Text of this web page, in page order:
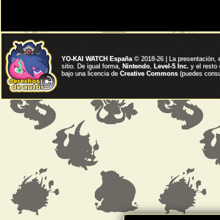
YO-KAI WATCH España© 2018-26 | La presentación,
sitio. De igual forma, Nintendo, Level-5 Inc. y el resto
bajo una licencia deCreative Commons(puedes